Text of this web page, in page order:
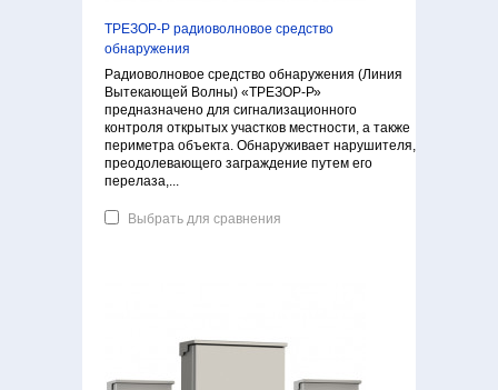
ТРЕЗОР-Р радиоволновое средство
обнаружения
Радиоволновое средство обнаружения (Линия
Вытекающей Волны) «ТРЕЗОР-Р»
предназначено для сигнализационного
контроля открытых участков местности, а также
периметра объекта. Обнаруживает нарушителя,
преодолевающего заграждение путем его
перелаза,...
Выбрать для сравнения